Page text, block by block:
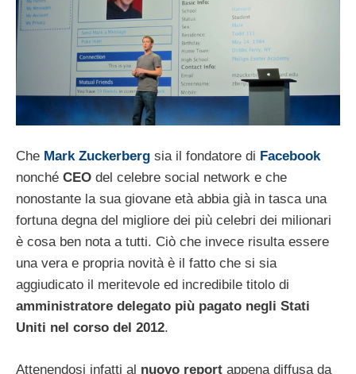
Che Mark Zuckerberg sia il fondatore di Facebook
nonché CEO del celebre social network e che
nonostante la sua giovane età abbia già in tasca una
fortuna degna del migliore dei più celebri dei milionari
è cosa ben nota a tutti. Ciò che invece risulta essere
una vera e propria novità è il fatto che si sia
aggiudicato il meritevole ed incredibile titolo di
amministratore delegato più pagato negli Stati
Uniti nel corso del 2012.
Attenendosi infatti al nuovo report appena diffusa da